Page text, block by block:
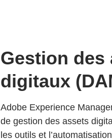
Gestion des
digitaux
Adobe Experience
de gestion des assets
les outils et